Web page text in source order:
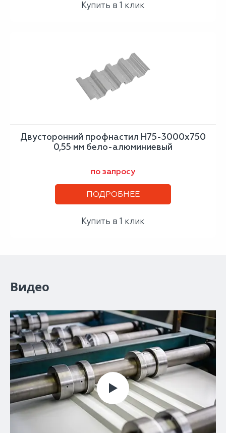
Купить в 1 клик
Двусторонний профнастил Н75-3000х750
0,55 мм бело-алюминиевый
по запросу
ПОДРОБНЕЕ
Купить в 1 клик
Видео